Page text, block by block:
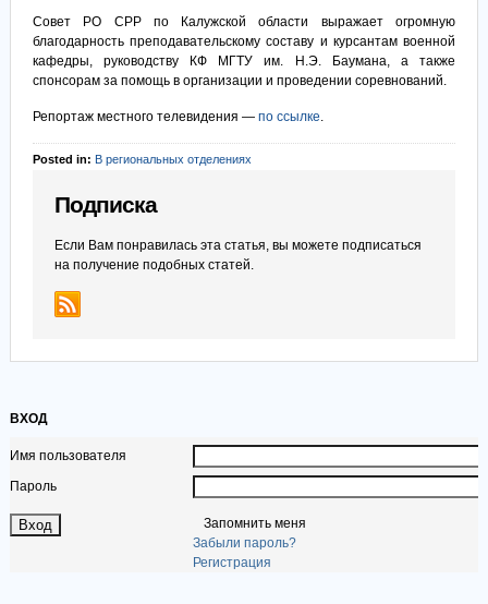
Совет РО СРР по Калужской области выражает огромную
благодарность преподавательскому составу и курсантам военной
кафедры, руководству КФ МГТУ им. Н.Э. Баумана, а также
спонсорам за помощь в организации и проведении соревнований.
Репортаж местного телевидения — по ссылке.
Posted in: В региональных отделениях
Подписка
Если Вам понравилась эта статья, вы можете подписаться
на получение подобных статей.
ВХОД
Имя пользователя
Пароль
Запомнить меня
Забыли пароль?
Регистрация